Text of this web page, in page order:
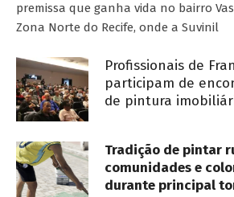
premissa que ganha vida no bairro
Zona Norte do Recife, onde a Suvinil
Profissionais de
participam de
de pintura
Tradição de pintar
comunidades e
durante principal